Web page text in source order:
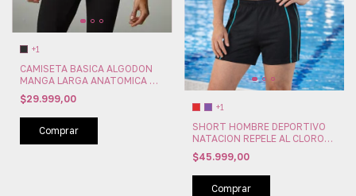
+1
CAMISETA BASICA ALGODON
MANGA LARGA ANATOMICA XY
(XY4087)
$29.999,00
Comprar
+1
SHORT HOMBRE DEPORTIVO
NATACION REPELE AL CLORO
MARYMAR (MM061)
$45.999,00
Comprar